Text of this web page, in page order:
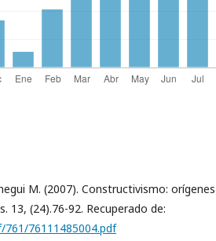
M. (2007). Constructivismo:
13, (24).76-92. Recuperado de:
76111485004.pdf